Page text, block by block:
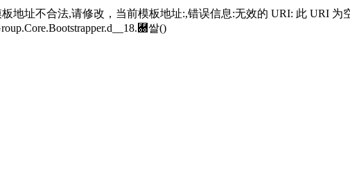
板地址不合法,请修改，当前模板地址:,错误信息:无效的 URI: 此
d__18.＀쌀()